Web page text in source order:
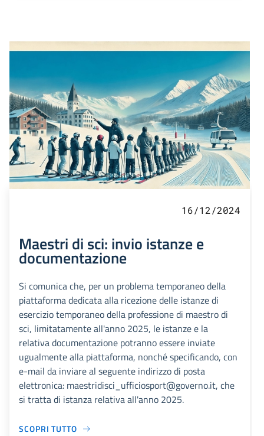
16/12/2024
Maestri di sci: invio istanze e
documentazione
Si comunica che, per un problema temporaneo della
piattaforma dedicata alla ricezione delle istanze di
esercizio temporaneo della professione di maestro di
sci, limitatamente all'anno 2025, le istanze e la
relativa documentazione potranno essere inviate
ugualmente alla piattaforma, nonché specificando, con
e-mail da inviare al seguente indirizzo di posta
elettronica: maestridisci_ufficiosport@governo.it, che
si tratta di istanza relativa all'anno 2025.
SCOPRI TUTTO